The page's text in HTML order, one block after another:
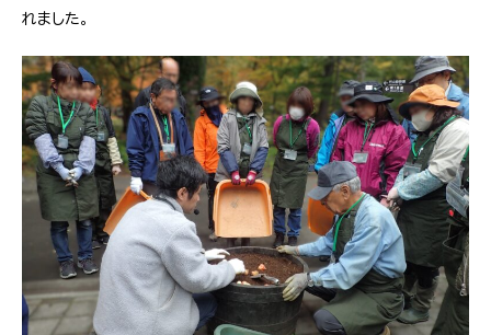
れました。